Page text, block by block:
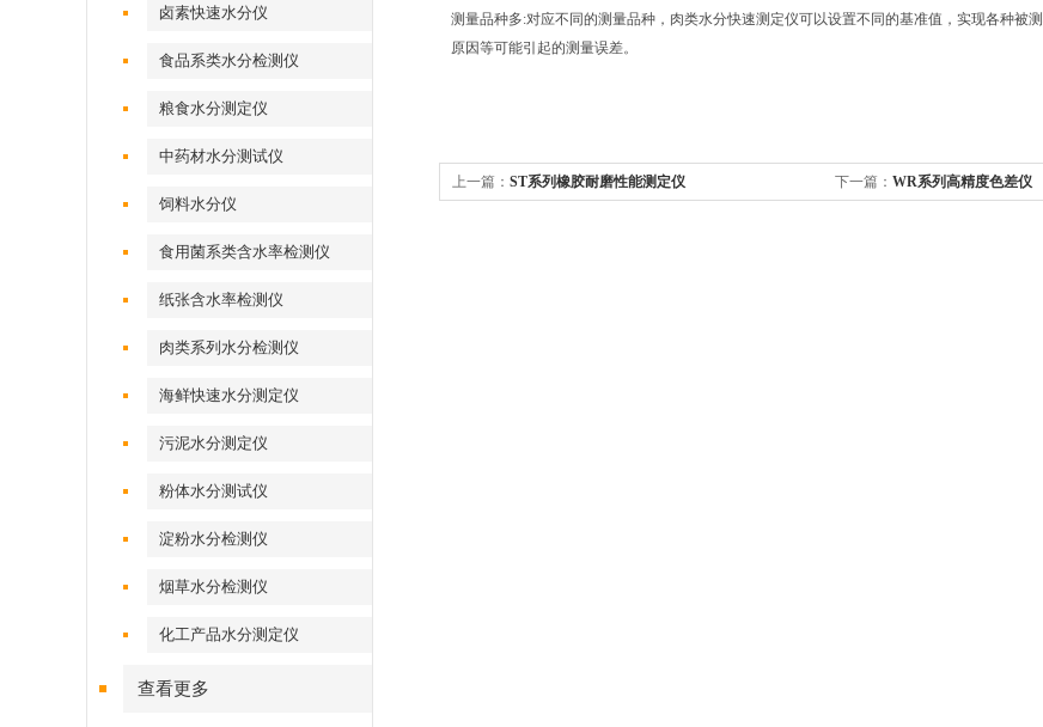
卤素快速水分仪
食品系类水分检测仪
粮食水分测定仪
中药材水分测试仪
饲料水分仪
食用菌系类含水率检测仪
纸张含水率检测仪
肉类系列水分检测仪
海鲜快速水分测定仪
污泥水分测定仪
粉体水分测试仪
淀粉水分检测仪
烟草水分检测仪
化工产品水分测定仪
查看更多
测量品种多:对应不同的测量品种，肉类水分快速测定仪可以设置不同的基准值，实现各种被
原因等可能引起的测量误差。
上一篇： ST系列橡胶耐磨性能测定仪 下一篇： WR系列高精度色差仪